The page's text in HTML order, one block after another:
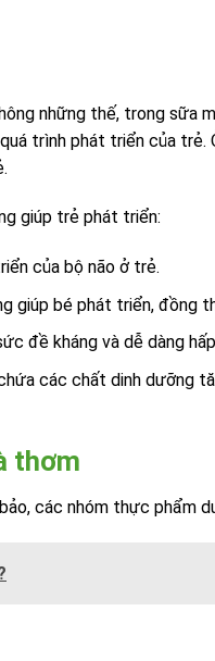
những thế, trong sữa
trình phát triển của trẻ.
giúp trẻ phát triển:
của bộ não ở trẻ.
giúp bé phát triển, đồng
đề kháng và dễ dàng
các chất dinh dưỡng
thơm
các nhóm thực phẩm